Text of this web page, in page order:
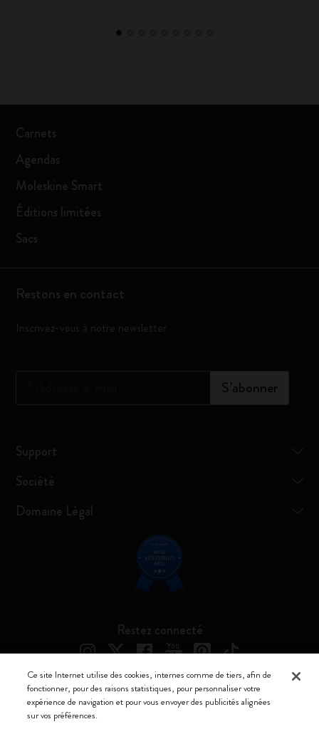
Carnets
Agendas
Moleskine Smart
Éditions limitées
Sacs
Restons en contact
Inscrivez-vous à notre newsletter
S’abonner
Support
Société
Domaine Légal
Restez connecté
Moleskine ® est une marque enregistrée de Moleskine Srl a socio unico
Ce site Internet utilise des cookies, internes comme de tiers, afin de
fonctionner, pour des raisons statistiques, pour personnaliser votre
expérience de navigation et pour vous envoyer des publicités alignées
sur vos préférences.